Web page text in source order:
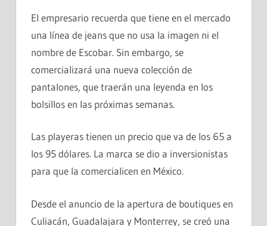
El empresario recuerda que tiene en el mercado
una línea de jeans que no usa la imagen ni el
nombre de Escobar. Sin embargo, se
comercializará una nueva colección de
pantalones, que traerán una leyenda en los
bolsillos en las próximas semanas.
Las playeras tienen un precio que va de los 65 a
los 95 dólares. La marca se dio a inversionistas
para que la comercialicen en México.
Desde el anuncio de la apertura de boutiques en
Culiacán, Guadalajara y Monterrey, se creó una